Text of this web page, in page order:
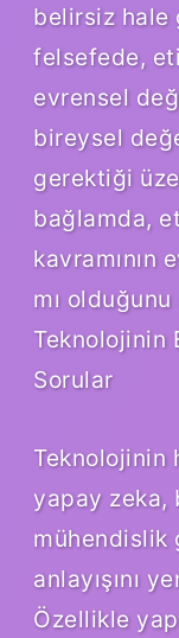
belirsiz hale
felsefede,
evrensel
bireysel
gerektiği
bağlamda,
kavramının
mı
Teknolojinin
Sorular
Teknolojinin
yapay zeka,
mühendislik
anlayışını
Özellikle